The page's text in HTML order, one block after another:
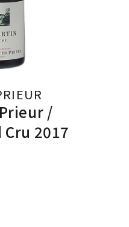
/
2017